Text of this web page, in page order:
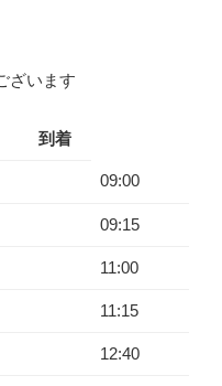
ざいます
到着
09:00
09:15
11:00
11:15
12:40